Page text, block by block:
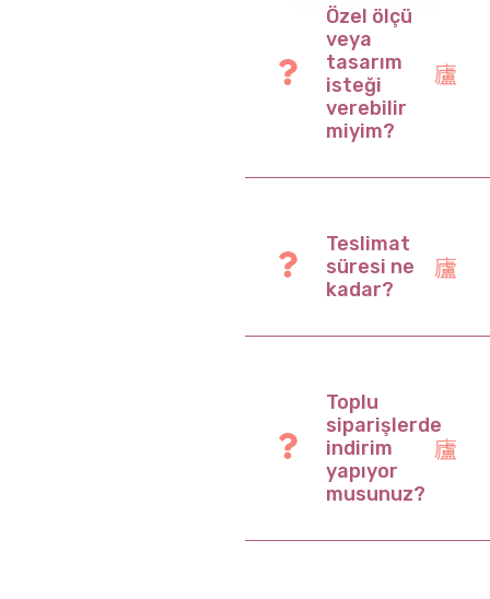
Özel ölçü
veya
tasarım
isteği
verebilir
miyim?
Teslimat
süresi ne
kadar?
Toplu
siparişlerde
indirim
yapıyor
musunuz?